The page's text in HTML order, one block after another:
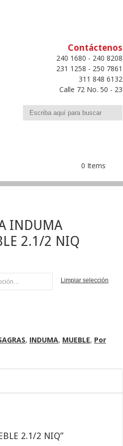
Contáctenos
240 1680 - 240 8208
231 1258 - 250 7861
311 848 6132
Calle 72 No. 50 - 23
Buscar
0 Items
INDUMA
2.1/2 NIQ
Limpiar selección
, INDUMA, MUEBLE, Por
2.1/2 NIQ”